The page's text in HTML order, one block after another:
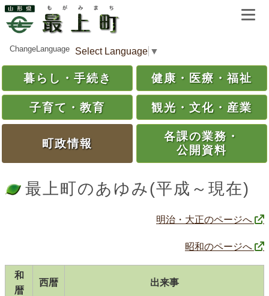
ChangeLanguage Select Language ▼
暮らし・ 手続き 健康・ 医療・福祉
子育て・ 教育 観光・ 文化・ 産業
町政情報
各課の業務・
公開資料
最上町のあゆみ(平成～現在)
明治・大正のページへ
昭和のページへ
和
暦
西暦 出来事